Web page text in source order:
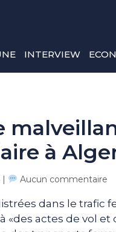
INTERVIEW
à
| Aucun commentaire
dans le trafic
«des actes de vol et